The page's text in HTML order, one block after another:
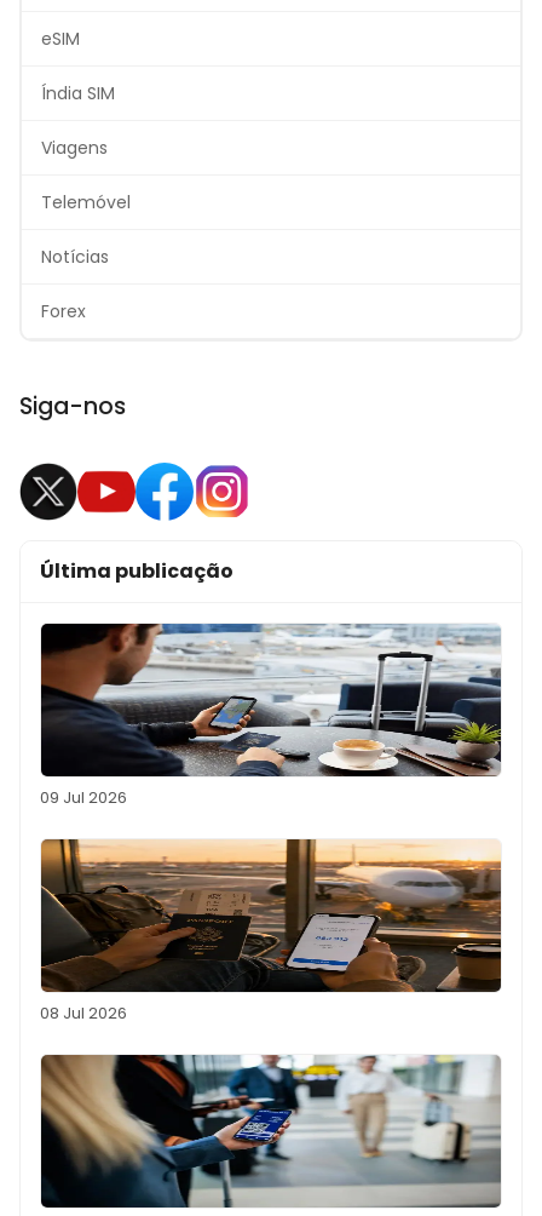
eSIM
Índia SIM
Viagens
Telemóvel
Notícias
Forex
Siga-nos
Última publicação
09 Jul 2026
08 Jul 2026